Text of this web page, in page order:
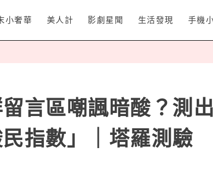
小奢華 美人計 影劇星聞 生活發現 手機
言區嘲諷暗酸？測出
指數」｜塔羅測驗